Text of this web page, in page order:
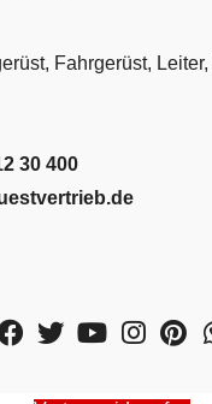
Fahrgerüst,
30 400